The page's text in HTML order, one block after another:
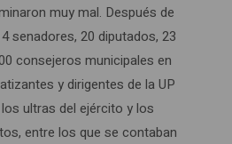
muy mal. Después de
senadores, 20 diputados, 23
consejeros municipales en
y dirigentes de la UP
ultras del ejército y los
entre los que se contaban